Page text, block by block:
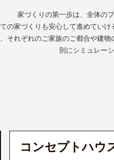
家づくりの第一歩は、全体の
の家づくりも安心して進めていけ
それぞれのご家族のご都合や建
別にシミュレー
コンセプトハウ